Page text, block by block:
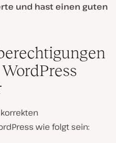
und hast einen guten
wie folgt sein: